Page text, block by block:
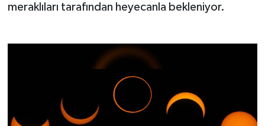
meraklıları tarafından heyecanla bekleniyor.